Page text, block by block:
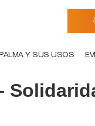
Y SUS USOS